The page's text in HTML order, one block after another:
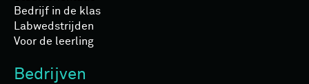
Bedrijf in de klas
Labwedstrijden
Voor de leerling
Bedrijven